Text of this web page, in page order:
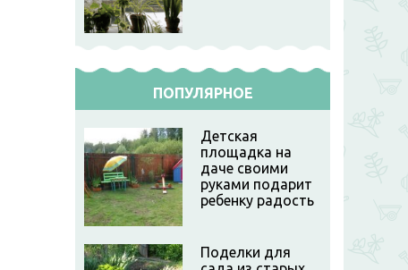
ПОПУЛЯРНОЕ
Детская
площадка на
даче своими
руками подарит
ребенку радость
Поделки для